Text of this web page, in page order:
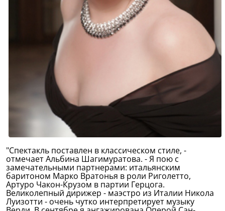
"Спектакль поставлен в классическом стиле, -
отмечает Альбина Шагимуратова. - Я пою с
замечательными партнерами: итальянским
баритоном Марко Вратонья в роли Риголетто,
Артуро Чакон-Крузом в партии Герцога.
Великолепный дирижер - маэстро из Италии Никола
Луизотти - очень чутко интерпретирует музыку